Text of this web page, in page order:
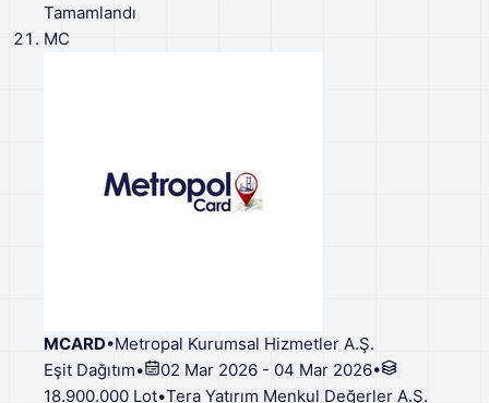
Tamamlandı
MC
MCARD•Metropal Kurumsal Hizmetler A.Ş.
Eşit Dağıtım• 02 Mar 2026 - 04 Mar 2026•
18.900.000 Lot•Tera Yatırım Menkul Değerler A.Ş.